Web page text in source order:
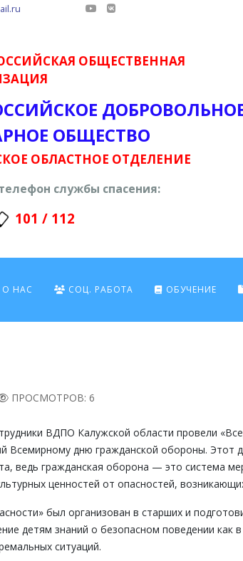
ОБЩЕСТВЕННАЯ
ОБЩЕСТВО
ОБЛАСТНОЕ ОТДЕЛЕНИЕ
службы спасения:
101 / 112
О НАС СОЦ. РАБОТА ОБУЧЕНИЕ
ПРОСМОТРОВ: 6
ВДПО Калужской области провели
Всемирному дню гражданской обороны. Этот
ведь гражданская оборона — это система
ценностей от опасностей,
был организован в старших и
детям знаний о безопасном поведении как
ситуаций.